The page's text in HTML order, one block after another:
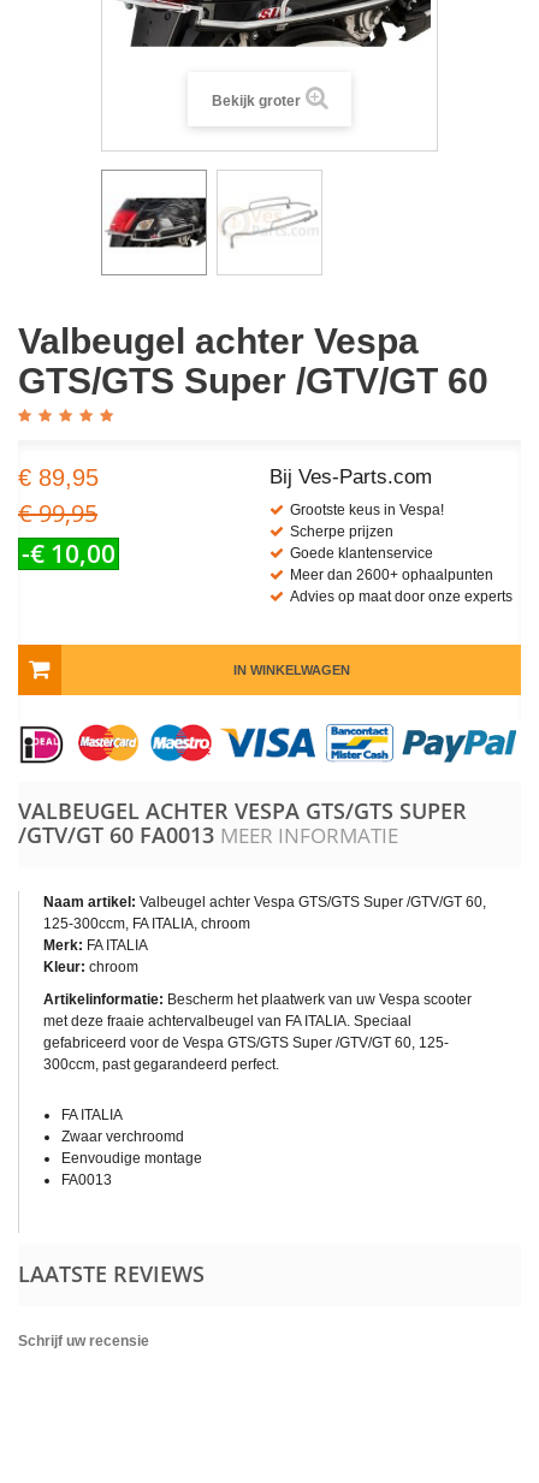
Bekijk groter
Valbeugel achter Vespa
GTS/GTS Super /GTV/GT 60
€ 89,95
€ 99,95
-€ 10,00
Bij Ves-Parts.com
Grootste keus in Vespa!
Scherpe prijzen
Goede klantenservice
Meer dan 2600+ ophaalpunten
Advies op maat door onze experts
IN WINKELWAGEN
VALBEUGEL ACHTER VESPA GTS/GTS SUPER
/GTV/GT 60 FA0013 MEER INFORMATIE
Naam artikel: Valbeugel achter Vespa GTS/GTS Super /GTV/GT 60,
125-300ccm, FA ITALIA, chroom
Merk: FA ITALIA
Kleur: chroom
Artikelinformatie: Bescherm het plaatwerk van uw Vespa scooter
met deze fraaie achtervalbeugel van FA ITALIA. Speciaal
gefabriceerd voor de Vespa GTS/GTS Super /GTV/GT 60, 125-
300ccm, past gegarandeerd perfect.
FA ITALIA
Zwaar verchroomd
Eenvoudige montage
FA0013
LAATSTE REVIEWS
Schrijf uw recensie